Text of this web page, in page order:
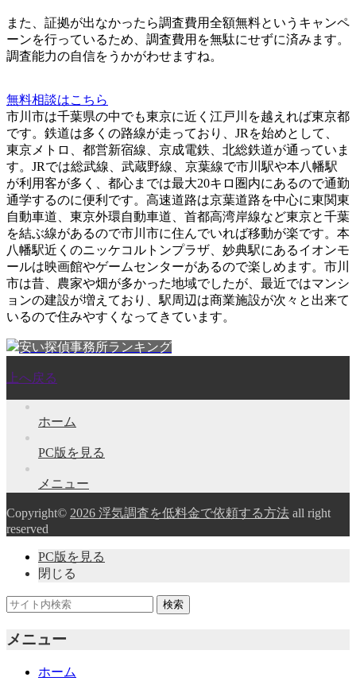
また、 証拠が出なかったら調査費用全額無料というキャンペ
ーンを行っているため、調査費用を無駄にせずに済みます。
調査能力の自信をうかがわせますね。
無料相談はこちら
市川市は千葉県の中でも東京に近く江戸川を越えれば東京都
です。鉄道は多くの路線が走っており、JRを始めとして、
東京メトロ、都営新宿線、京成電鉄、北総鉄道が通っていま
す。JRでは総武線、武蔵野線、京葉線で市川駅や本八幡駅
が利用客が多く、都心までは最大20キロ圏内にあるので通勤
通学するのに便利です。高速道路は京葉道路を中心に東関東
自動車道、東京外環自動車道、首都高湾岸線など東京と千葉
を結ぶ線があるので市川市に住んでいれば移動が楽です。本
八幡駅近くのニッケコルトンプラザ、妙典駅にあるイオンモ
ールは映画館やゲームセンターがあるので楽しめます。市川
市は昔、農家や畑が多かった地域でしたが、最近ではマンシ
ョンの建設が増えており、駅周辺は商業施設が次々と出来て
いるので住みやすくなってきています。
安い探偵事務所ランキング
上へ戻る
ホーム
PC版を見る
メニュー
Copyright© 2026 浮気調査を低料金で依頼する方法 all right
reserved
PC版を見る
閉じる
メニュー
ホーム